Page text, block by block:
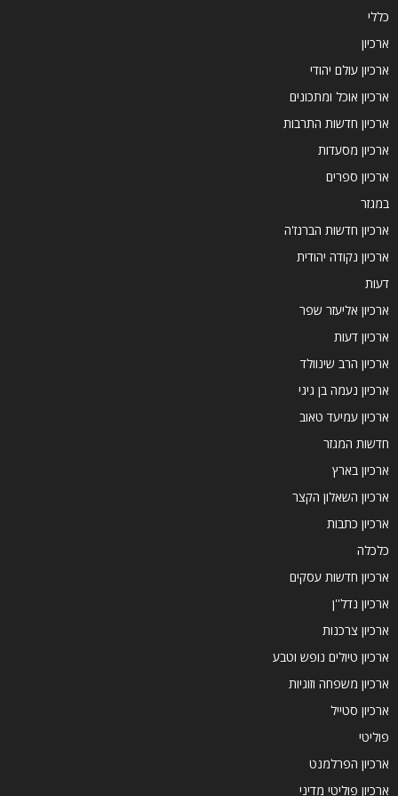
כללי
ארכיון
ארכיון עולם יהודי
ארכיון אוכל ומתכונים
ארכיון חדשות התרבות
ארכיון מסעדות
ארכיון ספרים
במגזר
ארכיון חדשות הברנז'ה
ארכיון נקודה יהודית
דעות
ארכיון אליעזר שפר
ארכיון דעות
ארכיון הרב שינוולד
ארכיון נעמה בן גיגי
ארכיון עמיעד טאוב
חדשות המגזר
ארכיון בארץ
ארכיון השאלון הקצר
ארכיון כתבות
כלכלה
ארכיון חדשות עסקים
ארכיון נדל''ן
ארכיון צרכנות
ארכיון טיולים נופש וטבע
ארכיון משפחה וזוגיות
ארכיון סטייל
פוליטי
ארכיון הפרלמנט
ארכיון פוליטי מדיני